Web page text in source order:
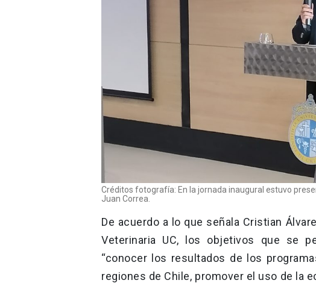
Créditos fotografía: En la jornada inaugural estuvo
Juan Correa.
De acuerdo a lo que señala Cristian
Veterinaria UC, los objetivos que se
“conocer los resultados de los
regiones de Chile, promover el uso de la